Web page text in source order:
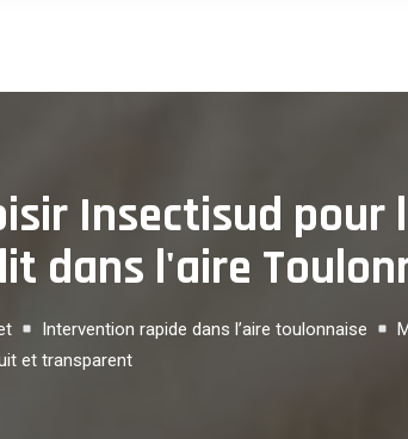
Insectisud
dans l'aire
Intervention rapide dans l’aire toulonnaise
et transparent